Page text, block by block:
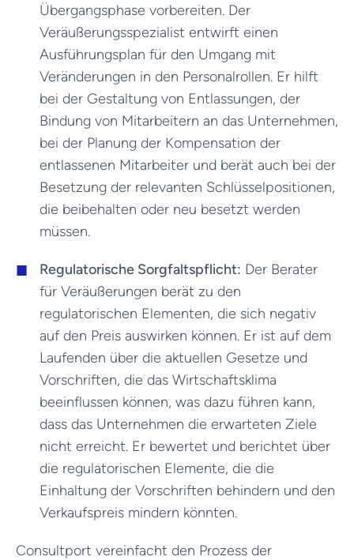
Übergangsphase vorbereiten. Der
Veräußerungsspezialist entwirft einen
Ausführungsplan für den Umgang mit
Veränderungen in den Personalrollen. Er hilft
bei der Gestaltung von Entlassungen, der
Bindung von Mitarbeitern an das Unternehmen,
bei der Planung der Kompensation der
entlassenen Mitarbeiter und berät auch bei der
Besetzung der relevanten Schlüsselpositionen,
die beibehalten oder neu besetzt werden
müssen.
Regulatorische Sorgfaltspflicht: Der Berater
für Veräußerungen berät zu den
regulatorischen Elementen, die sich negativ
auf den Preis auswirken können. Er ist auf dem
Laufenden über die aktuellen Gesetze und
Vorschriften, die das Wirtschaftsklima
beeinflussen können, was dazu führen kann,
dass das Unternehmen die erwarteten Ziele
nicht erreicht. Er bewertet und berichtet über
die regulatorischen Elemente, die die
Einhaltung der Vorschriften behindern und den
Verkaufspreis mindern könnten.
Consultport vereinfacht den Prozess der